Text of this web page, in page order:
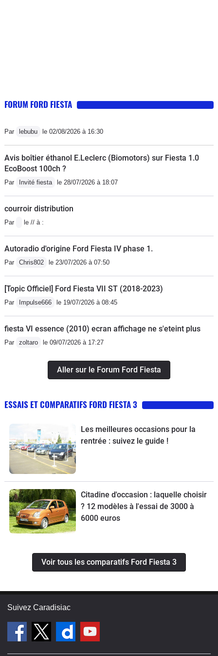
FORUM FORD FIESTA
Par lebubu le 02/08/2026 à 16:30
Avis boîtier éthanol E.Leclerc (Biomotors) sur Fiesta 1.0
EcoBoost 100ch ?
Par Invité fiesta le 28/07/2026 à 18:07
courroir distribution
Par le // à :
Autoradio d'origine Ford Fiesta IV phase 1.
Par Chris802 le 23/07/2026 à 07:50
[Topic Officiel] Ford Fiesta VII ST (2018-2023)
Par Impulse666 le 19/07/2026 à 08:45
fiesta VI essence (2010) ecran affichage ne s'eteint plus
Par zoltaro le 09/07/2026 à 17:27
Aller sur le Forum Ford Fiesta
ESSAIS ET COMPARATIFS FORD FIESTA 3
Les meilleures occasions pour la
rentrée : suivez le guide !
Citadine d'occasion : laquelle choisir
? 12 modèles à l'essai de 3000 à
6000 euros
Voir tous les comparatifs Ford Fiesta 3
Suivez Caradisiac